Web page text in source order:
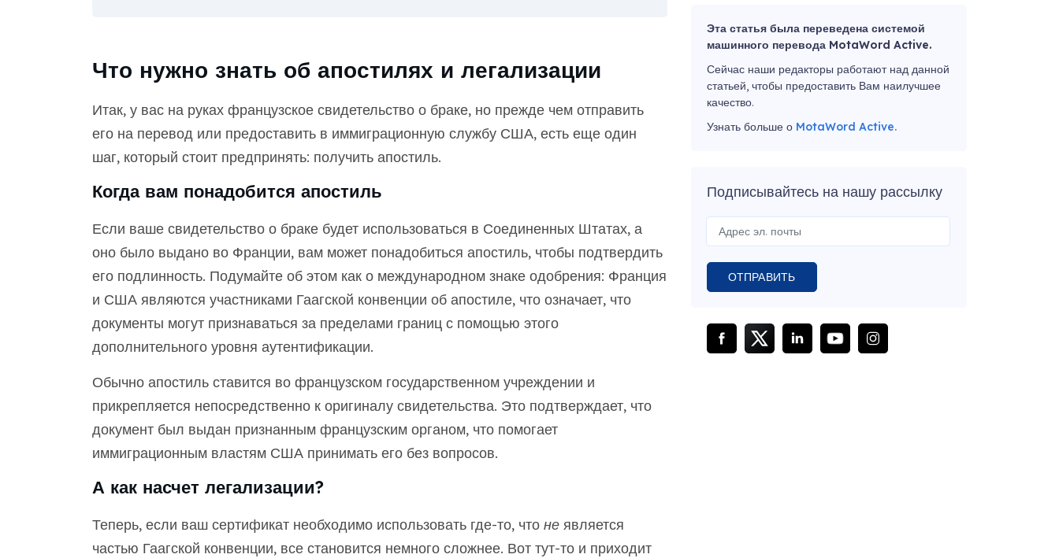
Что нужно знать об апостилях и легализации
Итак, у вас на руках французское свидетельство о браке, но прежде чем отправить
его на перевод или предоставить в иммиграционную службу США, есть еще один
шаг, который стоит предпринять: получить апостиль.
Когда вам понадобится апостиль
Если ваше свидетельство о браке будет использоваться в Соединенных Штатах, а
оно было выдано во Франции, вам может понадобиться апостиль, чтобы подтвердить
его подлинность. Подумайте об этом как о международном знаке одобрения: Франция
и США являются участниками Гаагской конвенции об апостиле, что означает, что
документы могут признаваться за пределами границ с помощью этого
дополнительного уровня аутентификации.
Обычно апостиль ставится во французском государственном учреждении и
прикрепляется непосредственно к оригиналу свидетельства. Это подтверждает, что
документ был выдан признанным французским органом, что помогает
иммиграционным властям США принимать его без вопросов.
А как насчет легализации?
Теперь, если ваш сертификат необходимо использовать где-то, что неявляется
частью Гаагской конвенции, все становится немного сложнее. Вот тут-то и приходит
Эта статья была переведена системой
машинного перевода MotaWord Active.
Сейчас наши редакторы работают над данной
статьей, чтобы предоставить Вам наилучшее
качество.
Узнать больше о MotaWord Active.
Подписывайтесь на нашу рассылку
ОТПРАВИТЬ